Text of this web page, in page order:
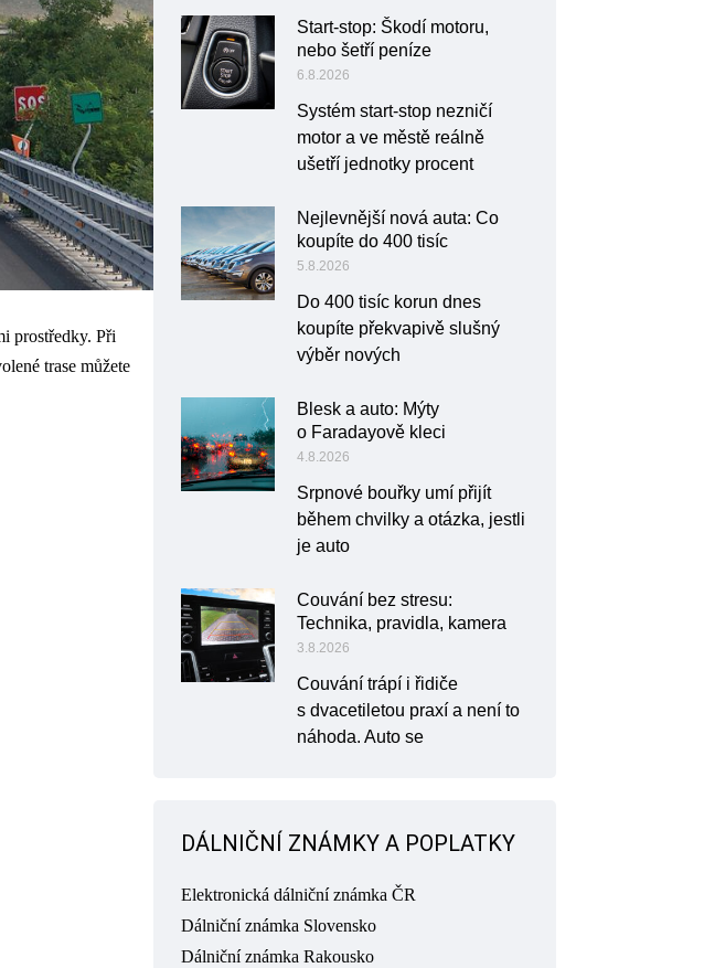
prostředky. Při
trase můžete
Start-stop: Škodí motoru,
nebo šetří peníze
6.8.2026
Systém start-stop nezničí
motor a ve městě reálně
ušetří jednotky procent
Nejlevnější nová auta: Co
koupíte do 400 tisíc
5.8.2026
Do 400 tisíc korun dnes
koupíte překvapivě slušný
výběr nových
Blesk a auto: Mýty
o Faradayově kleci
4.8.2026
Srpnové bouřky umí přijít
během chvilky a otázka, jestli
je auto
Couvání bez stresu:
Technika, pravidla, kamera
3.8.2026
Couvání trápí i řidiče
s dvacetiletou praxí a není to
náhoda. Auto se
DÁLNIČNÍ ZNÁMKY A POPLATKY
Elektronická dálniční známka ČR
Dálniční známka Slovensko
Dálniční známka Rakousko